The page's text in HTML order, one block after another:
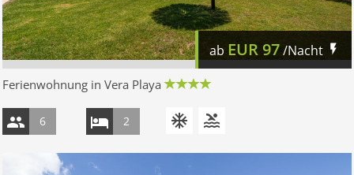
ab EUR97/Nacht
Ferienwohnung in Vera Playa
6 2